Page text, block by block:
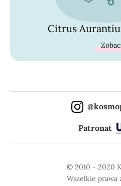
Citrus
Patronat
© 2010 - 2020
Wszelkie prawa